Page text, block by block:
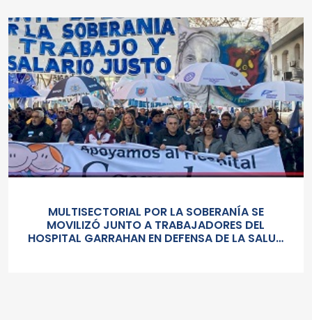
MULTISECTORIAL POR LA SOBERANÍA SE
MOVILIZÓ JUNTO A TRABAJADORES DEL
HOSPITAL GARRAHAN EN DEFENSA DE LA SALUD